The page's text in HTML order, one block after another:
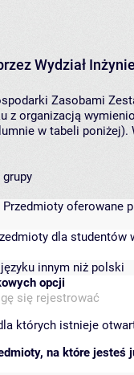
Wydział
Zasobami
z organizacją
w tabeli
Przedmioty oferowane
dla studentów
innym niż polski
opcji
się rejestrować
których istnieje
na które jesteś